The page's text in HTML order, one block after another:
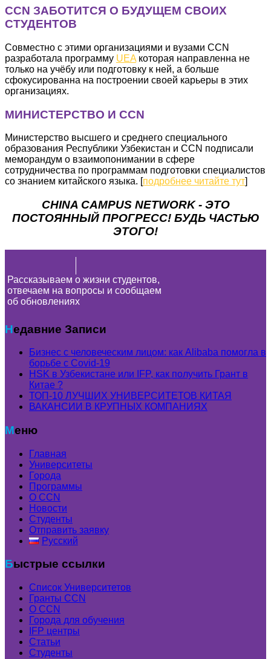
CCN ЗАБОТИТСЯ О БУДУЩЕМ СВОИХ
СТУДЕНТОВ
Совместно с этими организациями и вузами CCN
разработала программу UEA которая направленна не
только на учёбу или подготовку к ней, а больше
сфокусированна на построении своей карьеры в этих
организациях.
МИНИСТЕРСТВО И CCN
Министерство высшего и среднего специального
образования Республики Узбекистан и CCN подписали
меморандум о взаимопонимании в сфере
сотрудничества по программам подготовки специалистов
со знанием китайского языка. [подробнее читайте тут]
CHINA CAMPUS NETWORK - ЭТО
ПОСТОЯННЫЙ ПРОГРЕСС! БУДЬ ЧАСТЬЮ
ЭТОГО!
Рассказываем о жизни студентов,
отвечаем на вопросы и сообщаем
об обновлениях
Недавние Записи
Бизнес с человеческим лицом: как Alibaba помогла в
борьбе с Covid-19
HSK в Узбекистане или IFP, как получить Грант в
Китае ?
ТОП-10 ЛУЧШИХ УНИВЕРСИТЕТОВ КИТАЯ
ВАКАНСИИ В КРУПНЫХ КОМПАНИЯХ
Меню
Главная
Университеты
Города
Программы
О CCN
Новости
Студенты
Отправить заявку
Русский
Быстрые ссылки
Список Университетов
Гранты ССN
О ССN
Города для обучения
IFP центры
Статьи
Студенты